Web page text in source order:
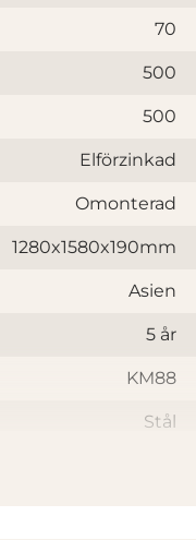
70
500
500
Elförzinkad
Omonterad
1280x1580x190mm
Asien
5 år
KM88
Stål